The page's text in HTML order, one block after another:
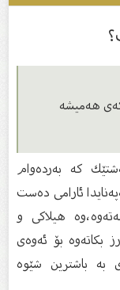
هەمیشە
كە بەردەوام
ئارامى دەست
هیلاكى و
بكاتەوە بۆ ئەوەى
باشترین شێوە